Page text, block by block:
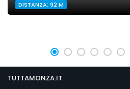
DISTANZA: 92 M
TUTTAMONZA.IT